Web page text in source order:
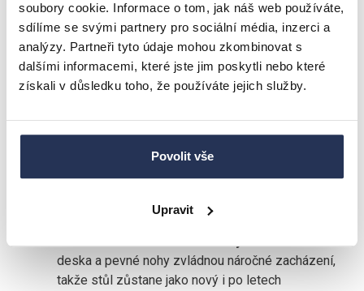
soubory cookie. Informace o tom, jak náš web používáte,
sdílíme se svými partnery pro sociální média, inzerci a
analýzy. Partneři tyto údaje mohou zkombinovat s
dalšími informacemi, které jste jim poskytli nebo které
získali v důsledku toho, že používáte jejich služby.
Povolit vše
Upravit
Všestrannost: Více než jen jídelní stůl
Ať už plánujete tento stůl využívat jako hlavní místo pro
stolování, pracovní prostor nebo dokonce jako
designový prvek vašeho obýváku, jeho nadčasový
skvěle sloužit.
Do jakéhokoli interiéru: Kombinace přírodního
dřeva a černého kovu dává stolu univerzální
vzhled. Hodí se k modernímu minimalistickému
deska a pevné nohy zvládnou náročné zacházení,
takže stůl zůstane jako nový i po letech